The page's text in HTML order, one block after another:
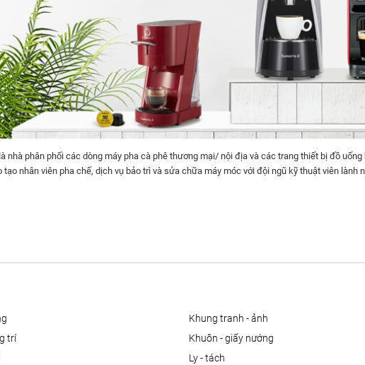
nhà phân phối các dòng máy pha cà phê thương mại/ nội địa và các trang thiết bị đồ
nhân viên pha chế, dịch vụ bảo trì và sửa chữa máy móc với đội ngũ kỹ thuật viên lành
trí
khung tranh - ảnh
khuôn - giấy nướng
ly - tách